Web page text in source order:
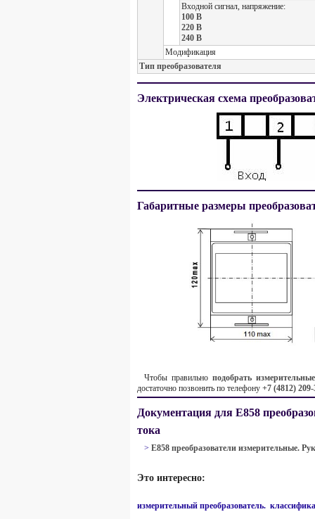
Входной сигнал, напряжение:
100 В
220 В
240 В
Модификация
Тип преобразователя
Электрическая схема
Габаритные размеры
Чтобы правильноподобрать
достаточно позвонить по телефону +7 (4812) 209-
Документация для Е858
тока
> Е858 преобразователи измерительные.
Это интересно:
измерительный преобразователь.